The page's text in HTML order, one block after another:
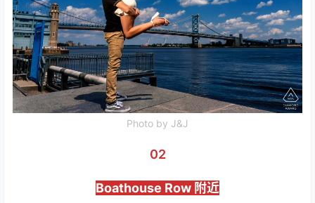
Photo by J&J
02
Boathouse Row 附近